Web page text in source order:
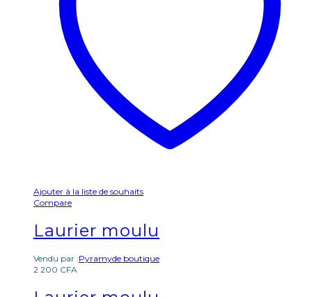
Ajouter à la liste de souhaits
Compare
Laurier moulu
Vendu par :Pyramyde boutique
2 200 CFA